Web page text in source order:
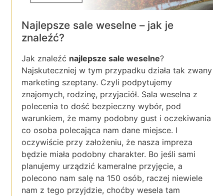
Najlepsze sale weselne – jak je
znaleźć?
Jak znaleźć najlepsze sale weselne?
Najskuteczniej w tym przypadku działa tak zwany
marketing szeptany. Czyli podpytujemy
znajomych, rodzinę, przyjaciół. Sala weselna z
polecenia to dość bezpieczny wybór, pod
warunkiem, że mamy podobny gust i oczekiwania
co osoba polecająca nam dane miejsce. I
oczywiście przy założeniu, że nasza impreza
będzie miała podobny charakter. Bo jeśli sami
planujemy urządzić kameralne przyjęcie, a
polecono nam salę na 150 osób, raczej niewiele
nam z tego przyjdzie, choćby wesela tam